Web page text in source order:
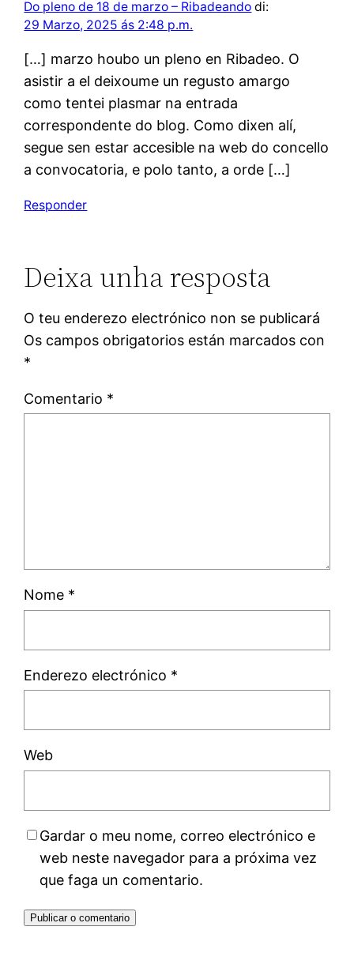
Do pleno de 18 de marzo – Ribadeando di:
29 Marzo, 2025 ás 2:48 p.m.
[…] marzo houbo un pleno en Ribadeo. O
asistir a el deixoume un regusto amargo
como tentei plasmar na entrada
correspondente do blog. Como dixen alí,
segue sen estar accesible na web do concello
a convocatoria, e polo tanto, a orde […]
Responder
Deixa unha resposta
O teu enderezo electrónico non se publicará
Os campos obrigatorios están marcados con
*
Comentario *
Nome *
Enderezo electrónico *
Web
Gardar o meu nome, correo electrónico e
web neste navegador para a próxima vez
que faga un comentario.